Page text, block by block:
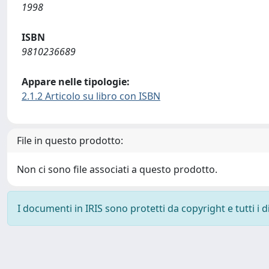
1998
ISBN
9810236689
Appare nelle tipologie:
2.1.2 Articolo su libro con ISBN
File in questo prodotto:
Non ci sono file associati a questo prodotto.
I documenti in IRIS sono protetti da copyright e tutti i